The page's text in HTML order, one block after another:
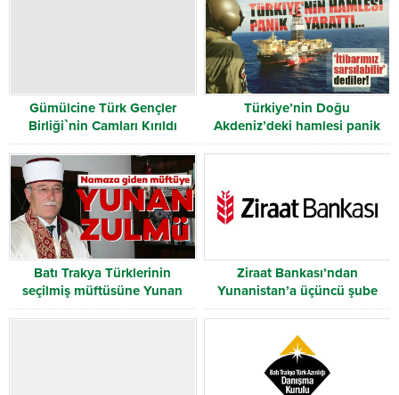
Gümülcine Türk Gençler
Birliği`nin Camları Kırıldı
Türkiye’nin Doğu
Akdeniz’deki hamlesi panik
yarattı
Batı Trakya Türklerinin
seçilmiş müftüsüne Yunan
devleti tarafından hapis cezası
Ziraat Bankası’ndan
Yunanistan’a üçüncü şube